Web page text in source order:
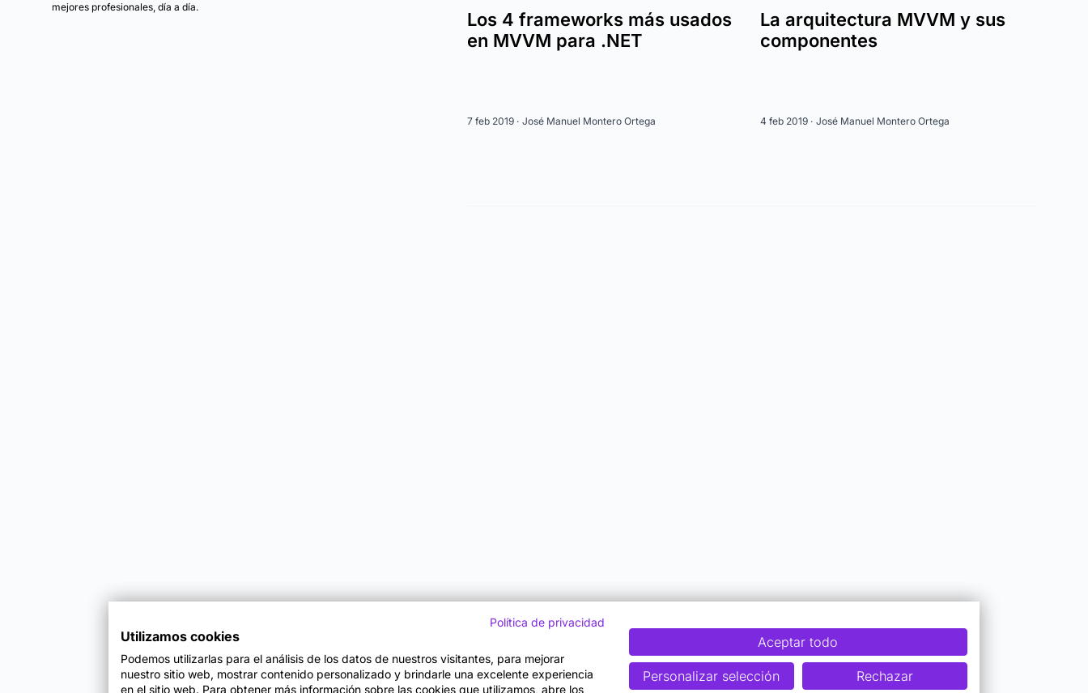
mejores profesionales, día a día.
Los 4 frameworks más usados
en MVVM para .NET
7 feb 2019 · José Manuel Montero Ortega
La arquitectura MVVM y sus
componentes
4 feb 2019 · José Manuel Montero Ortega
Política de privacidad
Utilizamos cookies
Podemos utilizarlas para el análisis de los datos de nuestros visitantes, para mejorar
nuestro sitio web, mostrar contenido personalizado y brindarle una excelente experiencia
en el sitio web. Para obtener más información sobre las cookies que utilizamos, abre los
Aceptar todo
Personalizar selección Rechazar